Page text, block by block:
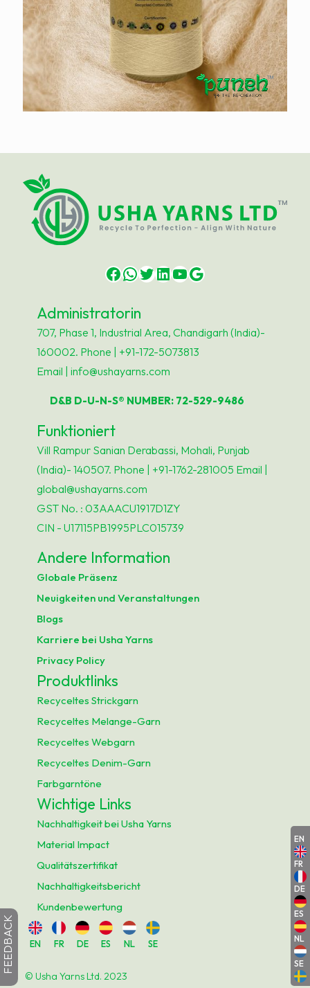
Facebook
WhatsApp
Twitter
LinkedIn
YouTube
Google
Administratorin
707, Phase 1, Industrial Area, Chandigarh (India)-
160002. Phone | +91-172-5073813
Email | info@ushayarns.com
D&B D-U-N-S® NUMBER: 72-529-9486
Funktioniert
Vill Rampur Sanian Derabassi, Mohali, Punjab
(India)- 140507. Phone | +91-1762-281005 Email |
global@ushayarns.com
GST No. : 03AAACU1917D1ZY
CIN - U17115PB1995PLC015739
Andere Information
Globale Präsenz
Neuigkeiten und Veranstaltungen
Blogs
Karriere bei Usha Yarns
Privacy Policy
Produktlinks
Recyceltes Strickgarn
Recyceltes Melange-Garn
Recyceltes Webgarn
Recyceltes Denim-Garn
Farbgarntöne
Wichtige Links
Nachhaltigkeit bei Usha Yarns
Material Impact
Qualitätszertifikat
Nachhaltigkeitsbericht
Kundenbewertung
EN FR DE ES NL SE
© Usha Yarns Ltd. 2023
EN
FR
DE
ES
NL
SE
FEEDBACK